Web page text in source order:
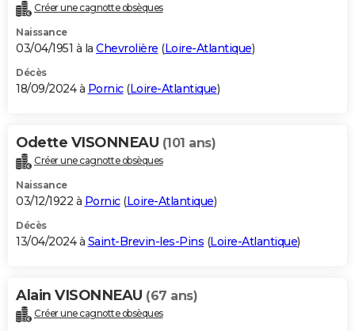
Créer une cagnotte obsèques
Naissance
03/04/1951 à la Chevrolière (Loire-Atlantique)
Décès
18/09/2024 à Pornic(Loire-Atlantique)
Odette VISONNEAU (101 ans)
Créer une cagnotte obsèques
Naissance
03/12/1922 à Pornic(Loire-Atlantique)
Décès
13/04/2024 à Saint-Brevin-les-Pins (Loire-Atlantique)
Alain VISONNEAU (67 ans)
Créer une cagnotte obsèques